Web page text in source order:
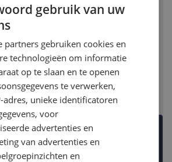
Cleanser & Phyto HY-OL
Balancing Set 300 ml
€ 51,90
meer informatie
producten
om je snel op weg te helpen.
gebruik van uw
partners gebruiken cookies en
technologieën om informatie
op te slaan en te openen
te verwerken,
adres, unieke identificatoren
voor
advertenties en
van advertenties en
en